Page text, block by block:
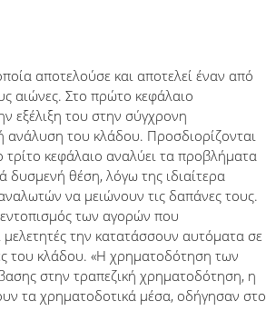
αποτελούσε και αποτελεί έναν από
αιώνες. Στο πρώτο κεφάλαιο
εξέλιξη του στην σύγχρονη
ανάλυση του κλάδου. Προσδιορίζονται
κεφάλαιο αναλύει τα προβλήματα
δυσμενή θέση, λόγω της ιδιαίτερα
να μειώνουν τις δαπάνες τους.
εντοπισμός των αγορών που
την κατατάσσουν αυτόματα σε
του κλάδου. «Η χρηματοδότηση των
στην τραπεζική χρηματοδότηση, η
τα χρηματοδοτικά μέσα, οδήγησαν στο